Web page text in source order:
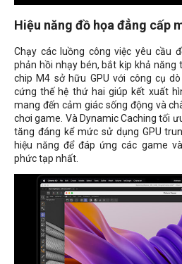
Hiệu năng đồ họa đẳng cấp
Chạy các luồng công việc yêu cầu
phản hồi nhạy bén, bắt kịp khả năng
chip M4 sở hữu GPU với công cụ
cứng thế hệ thứ hai giúp kết xuất
mang đến cảm giác sống động và
chơi game. Và Dynamic Caching tối
tăng đáng kể mức sử dụng GPU
hiệu năng để đáp ứng các game
phức tạp nhất.